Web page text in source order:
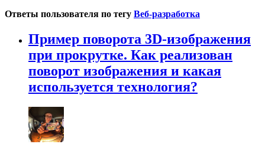
Ответы пользователя по тегу Веб-разработка
Пример поворота 3D-изображения
при прокрутке. Как реализован
поворот изображения и какая
используется технология?